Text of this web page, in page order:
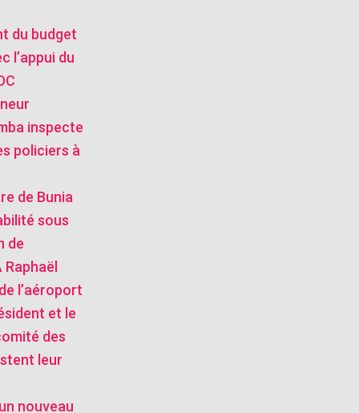
du budget
l’appui du
inspecte
policiers à
de Bunia
sous
de
Raphaël
l’aéroport
et le
des
leur
nouveau